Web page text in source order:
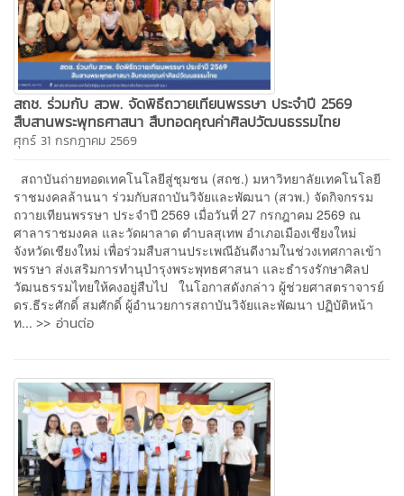
สถช. ร่วมกับ สวพ. จัดพิธีถวายเทียนพรรษา ประจำปี 2569
สืบสานพระพุทธศาสนา สืบทอดคุณค่าศิลปวัฒนธรรมไทย
ศุกร์ 31 กรกฎาคม 2569
สถาบันถ่ายทอดเทคโนโลยีสู่ชุมชน (สถช.) มหาวิทยาลัยเทคโนโลยี
ราชมงคลล้านนา ร่วมกับสถาบันวิจัยและพัฒนา (สวพ.) จัดกิจกรรม
ถวายเทียนพรรษา ประจำปี 2569 เมื่อวันที่ 27 กรกฎาคม 2569 ณ
ศาลาราชมงคล และวัดผาลาด ตำบลสุเทพ อำเภอเมืองเชียงใหม่
จังหวัดเชียงใหม่ เพื่อร่วมสืบสานประเพณีอันดีงามในช่วงเทศกาลเข้า
พรรษา ส่งเสริมการทำนุบำรุงพระพุทธศาสนา และธำรงรักษาศิลป
วัฒนธรรมไทยให้คงอยู่สืบไป ในโอกาสดังกล่าว ผู้ช่วยศาสตราจารย์
ดร.ธีระศักดิ์ สมศักดิ์ ผู้อำนวยการสถาบันวิจัยและพัฒนา ปฏิบัติหน้า
ท... >> อ่านต่อ